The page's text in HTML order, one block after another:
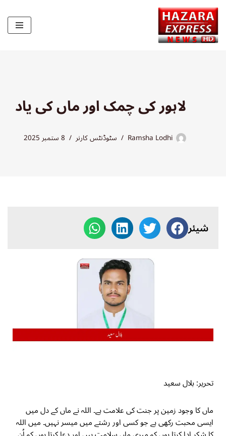
Skip
to
لاہور کی چمک اور ماں کی یاد
Ramsha Lodhi سٹوڈنٹس کارنر 8 ستمبر 2025
شیئر
تحریر: بلال سعید
ماں کا وجود زمین پر جنت کی علامت ہے۔ اللہ نے ماں کے دل میں
ایسی محبت رکھی ہے جو کسی اور رشتے میں میسر نہیں۔ میں اللہ